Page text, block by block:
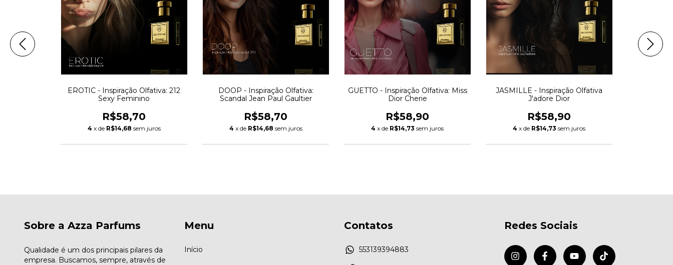
EROTIC - Inspiração Olfativa: 212
Sexy Feminino
R$58,70
4 x de R$14,68 sem juros
DOOP - Inspiração Olfativa:
Scandal Jean Paul Gaultier
R$58,70
4 x de R$14,68 sem juros
GUETTO - Inspiração Olfativa: Miss
Dior Cherie
R$58,90
4 x de R$14,73 sem juros
JASMILLE - Inspiração Olfativa
J'adore Dior
R$58,90
4 x de R$14,73 sem juros
Sobre a Azza Parfums
Qualidade é um dos principais pilares da
empresa. Buscamos, sempre, através de
Menu
Início
Contatos
553139394883
Redes Sociais